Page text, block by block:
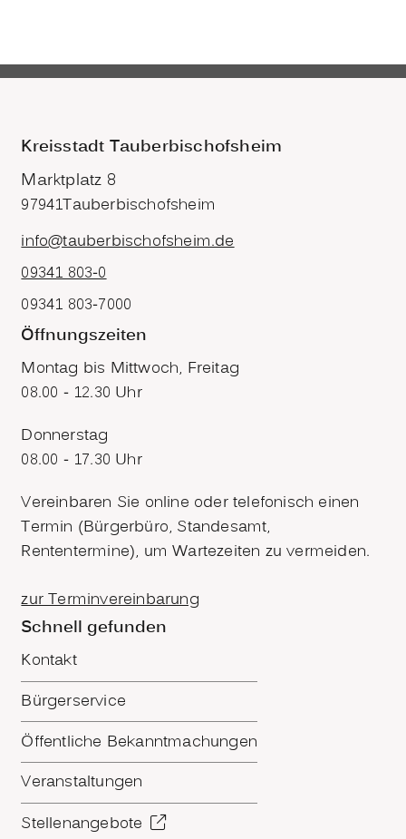
Kreisstadt Tauberbischofsheim
Marktplatz 8
97941Tauberbischofsheim
info@tauberbischofsheim.de
09341 803-0
09341 803-7000
Öffnungszeiten
Montag bis Mittwoch, Freitag
08.00 - 12.30 Uhr
Donnerstag
08.00 - 17.30 Uhr
Vereinbaren Sie online oder telefonisch einen
Termin (Bürgerbüro, Standesamt,
Rententermine), um Wartezeiten zu vermeiden.
zur Terminvereinbarung
Schnell gefunden
Kontakt
Bürgerservice
Öffentliche Bekanntmachungen
Veranstaltungen
Stellenangebote